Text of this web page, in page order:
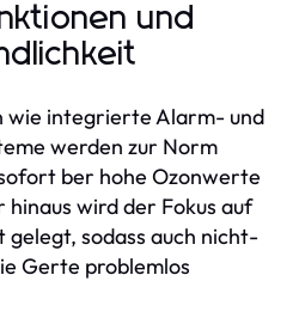
und
wie integrierte Alarm- und
werden zur Norm
ber hohe Ozonwerte
wird der Fokus auf
sodass auch nicht-
Gerte problemlos